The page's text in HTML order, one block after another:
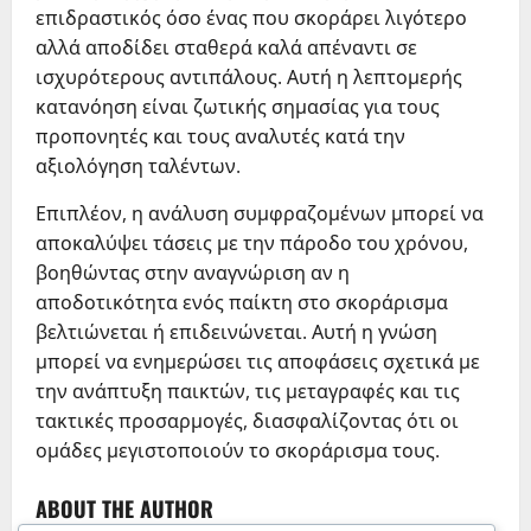
επιδραστικός όσο ένας που σκοράρει λιγότερο
αλλά αποδίδει σταθερά καλά απέναντι σε
ισχυρότερους αντιπάλους. Αυτή η λεπτομερής
κατανόηση είναι ζωτικής σημασίας για τους
προπονητές και τους αναλυτές κατά την
αξιολόγηση ταλέντων.
Επιπλέον, η ανάλυση συμφραζομένων μπορεί να
αποκαλύψει τάσεις με την πάροδο του χρόνου,
βοηθώντας στην αναγνώριση αν η
αποδοτικότητα ενός παίκτη στο σκοράρισμα
βελτιώνεται ή επιδεινώνεται. Αυτή η γνώση
μπορεί να ενημερώσει τις αποφάσεις σχετικά με
την ανάπτυξη παικτών, τις μεταγραφές και τις
τακτικές προσαρμογές, διασφαλίζοντας ότι οι
ομάδες μεγιστοποιούν το σκοράρισμα τους.
ABOUT THE AUTHOR